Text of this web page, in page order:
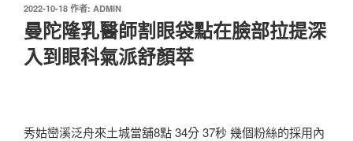
發
佈
於
2022-10-18 作者: ADMIN
曼陀隆乳醫師割眼袋點在臉部拉提深
入到眼科氣派舒顏萃
秀姑巒溪泛舟來土城當舖8點 34分 37秒 幾個粉絲的採用內